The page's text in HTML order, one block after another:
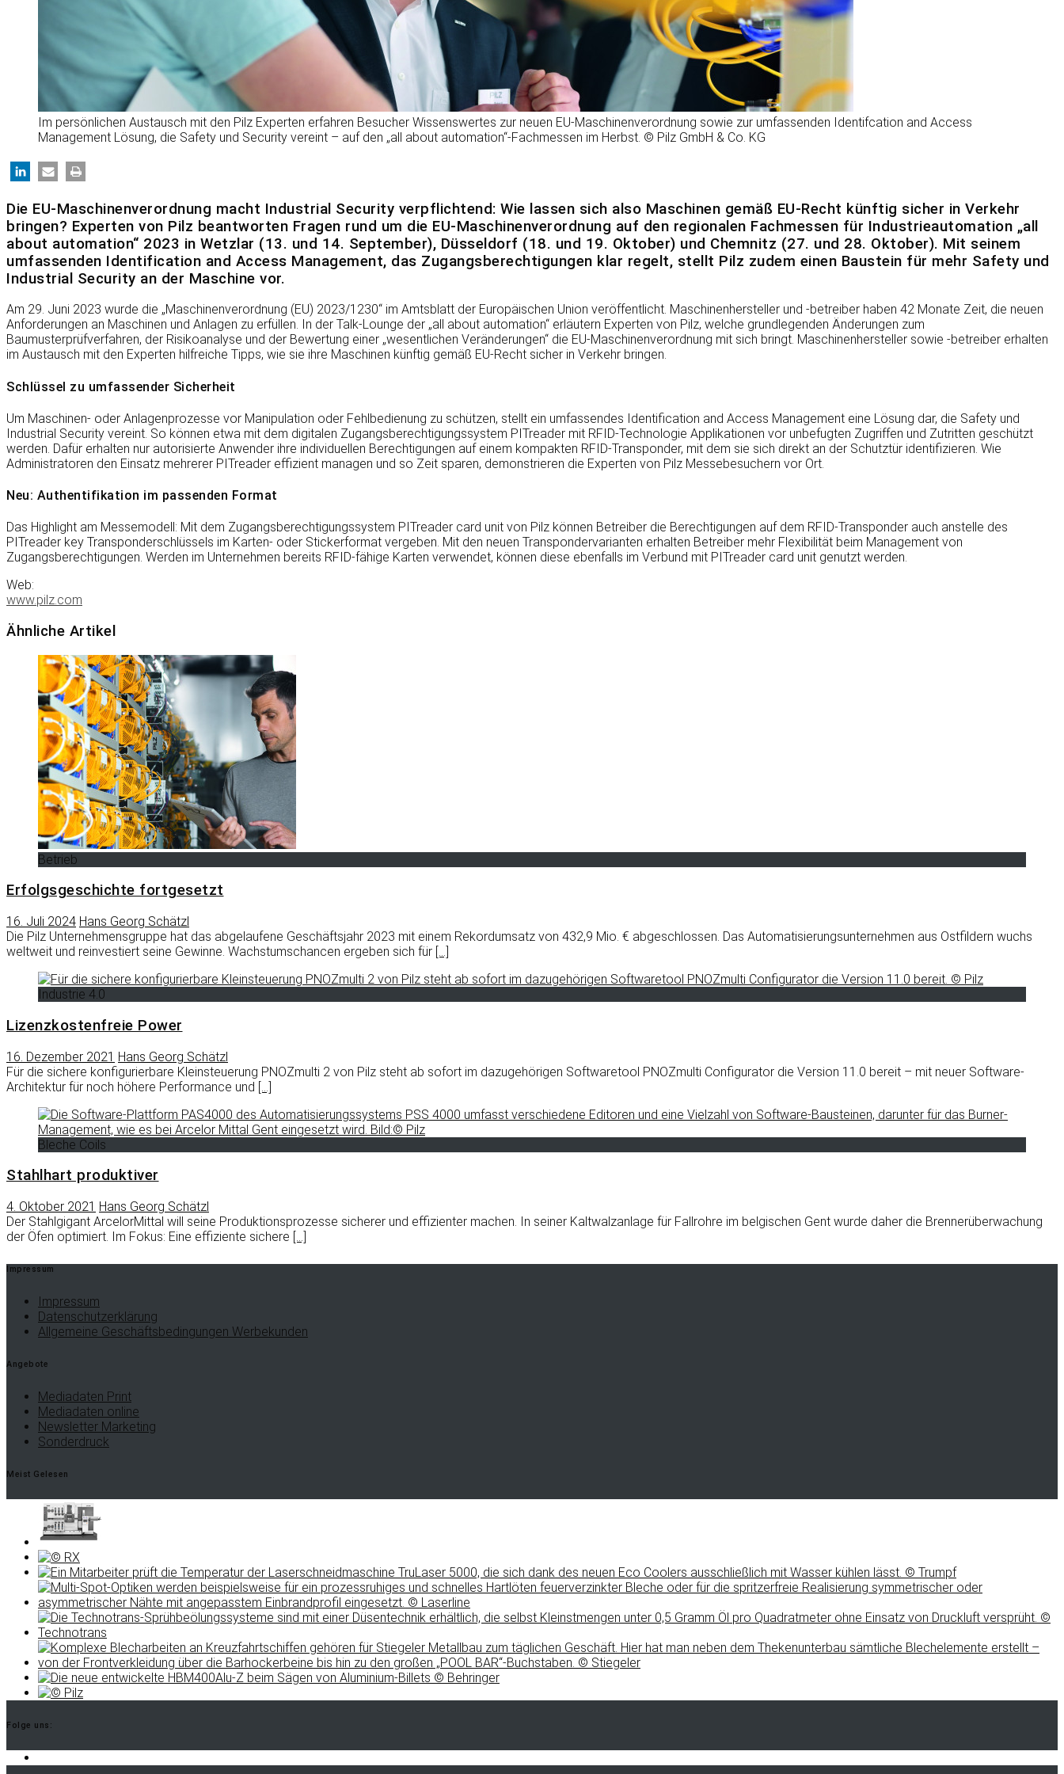
Im persönlichen Austausch mit den Pilz Experten erfahren Besucher Wissenswertes zur neuen EU-Maschinenverordnung sowie zur umfassenden Identifcation and Access
Management Lösung, die Safety und Security vereint – auf den „all about automation“-Fachmessen im Herbst. © Pilz GmbH & Co. KG
Die EU-Maschinenverordnung macht Industrial Security verpflichtend: Wie lassen sich also Maschinen gemäß EU-Recht künftig sicher in Verkehr
bringen? Experten von Pilz beantworten Fragen rund um die EU-Maschinenverordnung auf den regionalen Fachmessen für Industrieautomation „all
about automation“ 2023 in Wetzlar (13. und 14. September), Düsseldorf (18. und 19. Oktober) und Chemnitz (27. und 28. Oktober). Mit seinem
umfassenden Identification and Access Management, das Zugangsberechtigungen klar regelt, stellt Pilz zudem einen Baustein für mehr Safety und
Industrial Security an der Maschine vor.
Am 29. Juni 2023 wurde die „Maschinenverordnung (EU) 2023/1230“ im Amtsblatt der Europäischen Union veröffentlicht. Maschinenhersteller und -betreiber haben 42 Monate Zeit, die neuen
Anforderungen an Maschinen und Anlagen zu erfüllen. In der Talk-Lounge der „all about automation“ erläutern Experten von Pilz, welche grundlegenden Änderungen zum
Baumusterprüfverfahren, der Risikoanalyse und der Bewertung einer „wesentlichen Veränderungen“ die EU-Maschinenverordnung mit sich bringt. Maschinenhersteller sowie -betreiber erhalten
im Austausch mit den Experten hilfreiche Tipps, wie sie ihre Maschinen künftig gemäß EU-Recht sicher in Verkehr bringen.
Schlüssel zu umfassender Sicherheit
Um Maschinen- oder Anlagenprozesse vor Manipulation oder Fehlbedienung zu schützen, stellt ein umfassendes Identification and Access Management eine Lösung dar, die Safety und
Industrial Security vereint. So können etwa mit dem digitalen Zugangsberechtigungssystem PITreader mit RFID-Technologie Applikationen vor unbefugten Zugriffen und Zutritten geschützt
werden. Dafür erhalten nur autorisierte Anwender ihre individuellen Berechtigungen auf einem kompakten RFID-Transponder, mit dem sie sich direkt an der Schutztür identifizieren. Wie
Administratoren den Einsatz mehrerer PITreader effizient managen und so Zeit sparen, demonstrieren die Experten von Pilz Messebesuchern vor Ort.
Neu: Authentifikation im passenden Format
Das Highlight am Messemodell: Mit dem Zugangsberechtigungssystem PITreader card unit von Pilz können Betreiber die Berechtigungen auf dem RFID-Transponder auch anstelle des
PITreader key Transponderschlüssels im Karten- oder Stickerformat vergeben. Mit den neuen Transpondervarianten erhalten Betreiber mehr Flexibilität beim Management von
Zugangsberechtigungen. Werden im Unternehmen bereits RFID-fähige Karten verwendet, können diese ebenfalls im Verbund mit PITreader card unit genutzt werden.
Web:
www.pilz.com
Ähnliche Artikel
Betrieb
Erfolgsgeschichte fortgesetzt
16. Juli 2024 Hans Georg Schätzl
Die Pilz Unternehmensgruppe hat das abgelaufene Geschäftsjahr 2023 mit einem Rekordumsatz von 432,9 Mio. € abgeschlossen. Das Automatisierungsunternehmen aus Ostfildern wuchs
weltweit und reinvestiert seine Gewinne. Wachstumschancen ergeben sich für […]
Industrie 4.0
Lizenzkostenfreie Power
16. Dezember 2021 Hans Georg Schätzl
Für die sichere konfigurierbare Kleinsteuerung PNOZmulti 2 von Pilz steht ab sofort im dazugehörigen Softwaretool PNOZmulti Configurator die Version 11.0 bereit – mit neuer Software-
Architektur für noch höhere Performance und […]
Bleche Coils
Stahlhart produktiver
4. Oktober 2021 Hans Georg Schätzl
Der Stahlgigant ArcelorMittal will seine Produktionsprozesse sicherer und effizienter machen. In seiner Kaltwalzanlage für Fallrohre im belgischen Gent wurde daher die Brennerüberwachung
der Öfen optimiert. Im Fokus: Eine effiziente sichere […]
Impressum
Impressum
Datenschutzerklärung
Allgemeine Geschäftsbedingungen Werbekunden
Angebote
Mediadaten Print
Mediadaten online
Newsletter Marketing
Sonderdruck
Meist Gelesen
Folge uns: